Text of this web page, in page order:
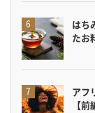
はち
たお
アフ
【前